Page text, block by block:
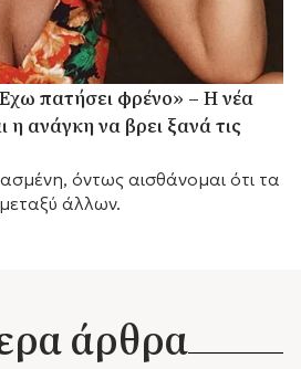
πατήσει φρένο» – Η νέα
η ανάγκη να βρει ξανά τις
όντως αισθάνομαι ότι τα
άλλων.
άρθρα